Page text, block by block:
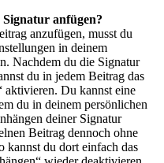
anfügen?
anzufügen, musst du
in deinem
Nachdem du die Signatur
du in jedem Beitrag das
aktivieren. Du kannst eine
du in deinem persönlichen
deiner Signatur
Beitrag dennoch ohne
kannst du dort einfach das